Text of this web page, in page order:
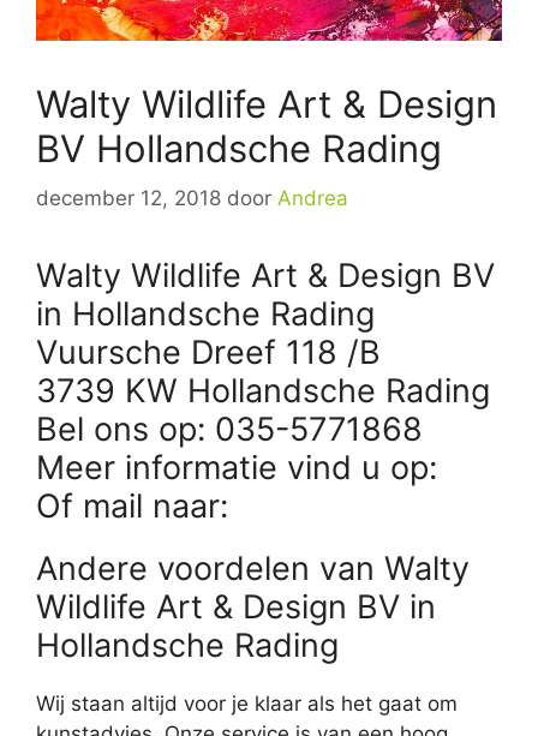
Walty Wildlife Art & Design
BV Hollandsche Rading
december 12, 2018 door Andrea
Walty Wildlife Art & Design BV
in Hollandsche Rading
Vuursche Dreef 118 /B
3739 KW Hollandsche Rading
Bel ons op: 035-5771868
Meer informatie vind u op:
Of mail naar:
Andere voordelen van Walty
Wildlife Art & Design BV in
Hollandsche Rading
Wij staan altijd voor je klaar als het gaat om